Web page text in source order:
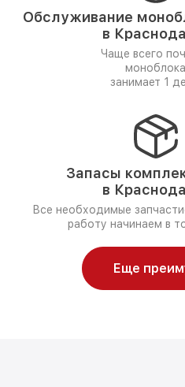
Обслуживание
в
Чаще всего
моноблока
занимает 1
Запасы
в
Все необходимые
работу начинаем в
Еще